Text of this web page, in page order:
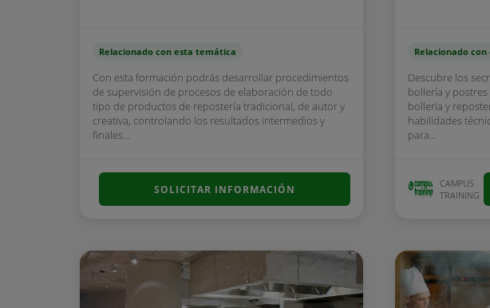
Relacionado con esta temática
Con esta formación podrás desarrollar procedimientos
de supervisión de procesos de elaboración de todo
tipo de productos de repostería tradicional, de autor y
creativa, controlando los resultados intermedios y
finales...
SOLICITAR INFORMACIÓN
Relacionado
Descubre los
bollería y
bollería y
habilidades
para...
CAMPUS
TRAINING